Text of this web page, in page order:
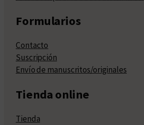
Formularios
Contacto
Suscripción
Envío de manuscritos/originales
Tienda online
Tienda